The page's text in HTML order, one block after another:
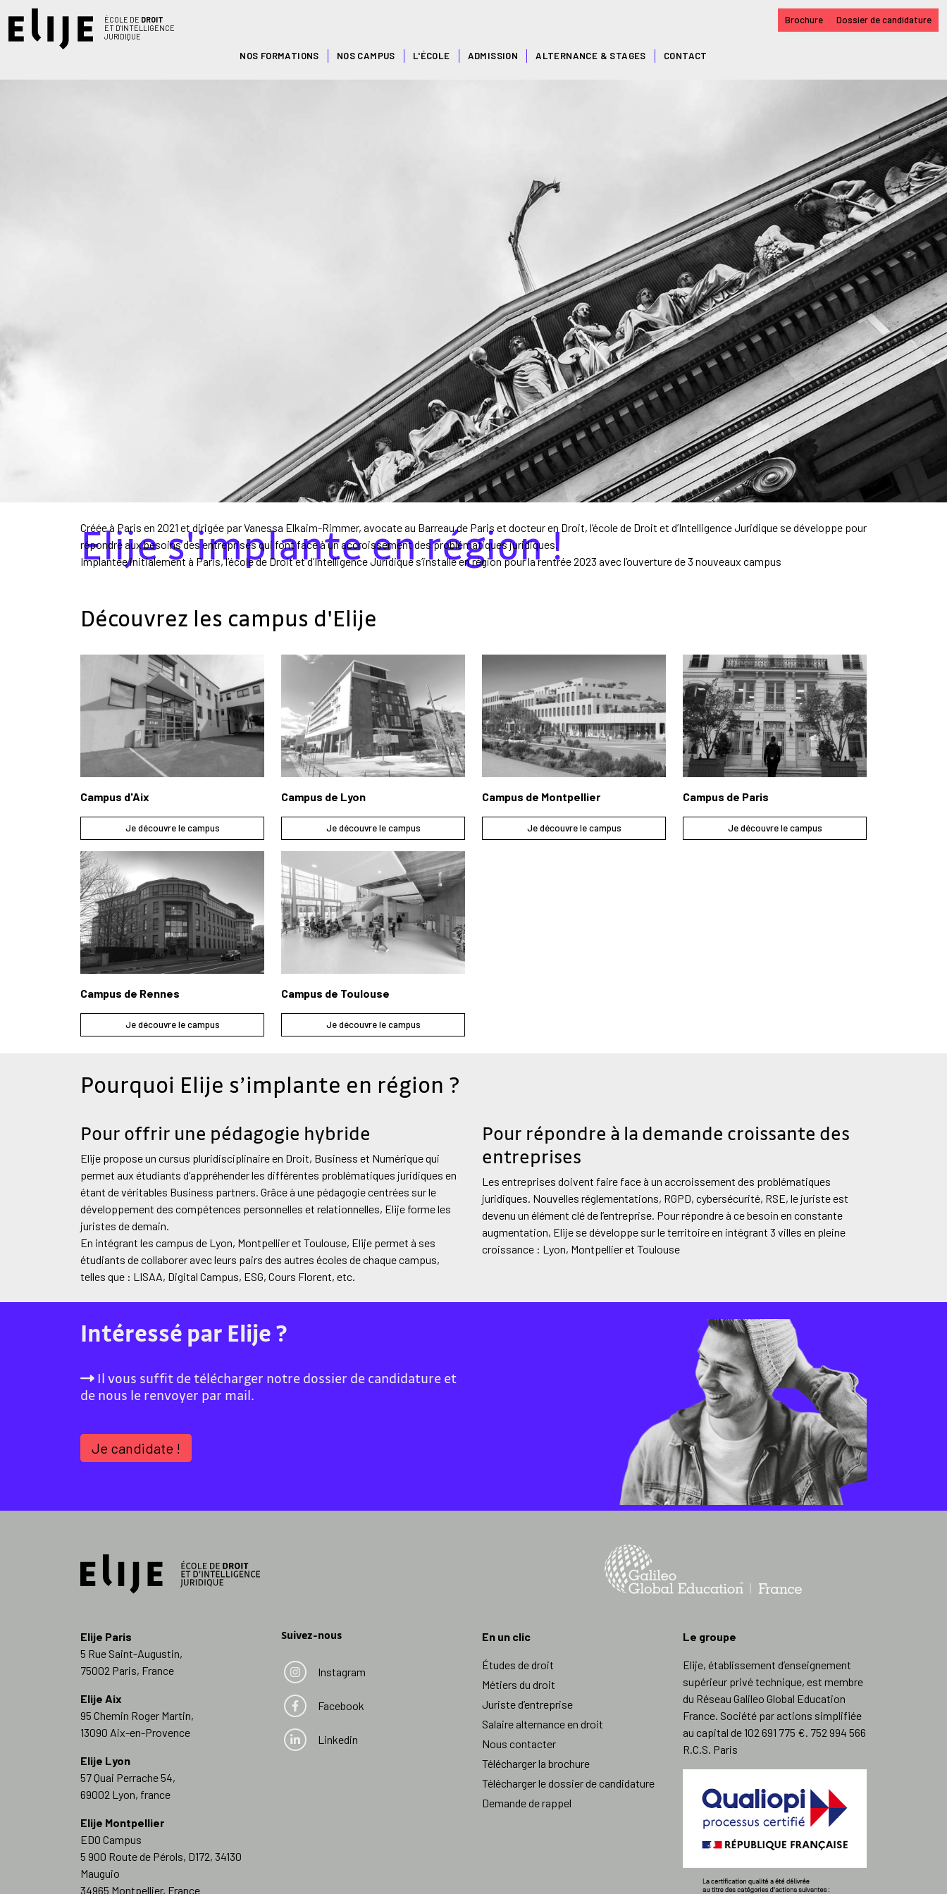
Elije s'implante en région !
Créée à Paris en 2021 et dirigée par Vanessa Elkaim-Rimmer, avocate au Barreau de Paris et docteur en Droit, l’école de Droit et d’Intelligence Juridique se développe pour
répondre aux besoins des entreprises qui font face à un accroissement des problématiques juridiques.
Implantée initialement à Paris, l’école de Droit et d’Intelligence Juridique s’installe en région pour la rentrée 2023 avec l’ouverture de 3 nouveaux campus
Découvrez les campus d'Elije
Campus d'Aix
Je découvre le campus
Campus de Lyon
Je découvre le campus
Campus de Montpellier
Je découvre le campus
Campus de Paris
Je découvre le campus
Campus de Rennes
Je découvre le campus
Campus de Toulouse
Je découvre le campus
Pourquoi Elije s’implante en région ?
Pour offrir une pédagogie hybride
Elije propose un cursus pluridisciplinaire en Droit, Business et Numérique qui
permet aux étudiants d’appréhender les différentes problématiques juridiques en
étant de véritables Business partners. Grâce à une pédagogie centrées sur le
développement des compétences personnelles et relationnelles, Elije forme les
juristes de demain.
En intégrant les campus de Lyon, Montpellier et Toulouse, Elije permet à ses
étudiants de collaborer avec leurs pairs des autres écoles de chaque campus,
telles que : LISAA, Digital Campus, ESG, Cours Florent, etc.
Pour répondre à la demande croissante des
entreprises
Les entreprises doivent faire face à un accroissement des problématiques
juridiques. Nouvelles réglementations, RGPD, cybersécurité, RSE, le juriste est
devenu un élément clé de l’entreprise. Pour répondre à ce besoin en constante
augmentation, Elije se développe sur le territoire en intégrant 3 villes en pleine
croissance : Lyon, Montpellier et Toulouse
Intéressé par Elije ?
Il vous suffit de télécharger notre dossier de candidature et
de nous le renvoyer par mail.
Je candidate !
ÉCOLE DE DROIT
ET D'INTELLIGENCE
JURIDIQUE
Brochure Dossier de candidature
NOS FORMATIONS NOS CAMPUS L'ÉCOLE ADMISSION ALTERNANCE & STAGES CONTACT
Elije Paris
5 Rue Saint-Augustin,
75002 Paris, France
Elije Aix
95 Chemin Roger Martin,
13090 Aix-en-Provence
Elije Lyon
57 Quai Perrache 54,
69002 Lyon, france
Elije Montpellier
EDO Campus
5 900 Route de Pérols, D172, 34130
Mauguio
34965 Montpellier, France
Suivez-nous
Instagram
Facebook
Linkedin
En un clic
Études de droit
Métiers du droit
Juriste d’entreprise
Salaire alternance en droit
Nous contacter
Télécharger la brochure
Télécharger le dossier de candidature
Demande de rappel
Le groupe
Elije, établissement d’enseignement
supérieur privé technique, est membre
du Réseau Galileo Global Education
France. Société par actions simplifiée
au capital de 102 691 775 €. 752 994 566
R.C.S. Paris